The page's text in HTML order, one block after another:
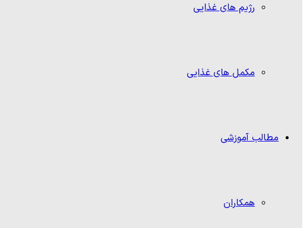
رژیم های غذایی
مکمل های غذایی
مطالب آموزشی
همکاران